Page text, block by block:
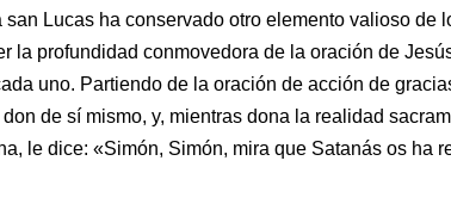
san Lucas ha conservado otro elemento valioso de
la profundidad conmovedora de la oración de
uno. Partiendo de la oración de acción de
de sí mismo, y, mientras dona la realidad
le dice: «Simón, Simón, mira que Satanás os ha